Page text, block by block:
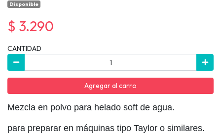
Disponible
$ 3.290
CANTIDAD
Agregar al carro
Mezcla en polvo para helado soft de agua.
para preparar en máquinas tipo Taylor o similares.